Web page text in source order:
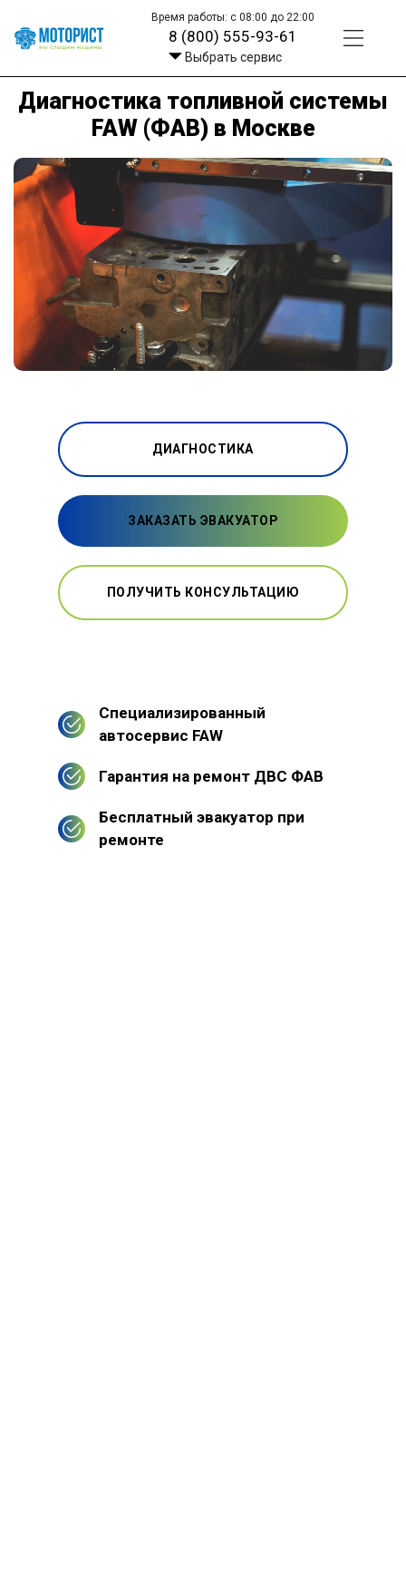
Время работы: с 08:00 до 22:00
8 (800) 555-93-61
Выбрать сервис
Диагностика топливной системы
FAW (ФАВ) в Москве
ДИАГНОСТИКА
ЗАКАЗАТЬ ЭВАКУАТОР
ПОЛУЧИТЬ КОНСУЛЬТАЦИЮ
Специализированный
автосервис FAW
Гарантия на ремонт ДВС ФАВ
Бесплатный эвакуатор при
ремонте